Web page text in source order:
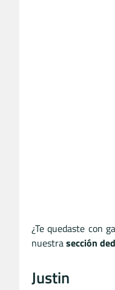
¿Te quedaste con
nuestrasección
Justin